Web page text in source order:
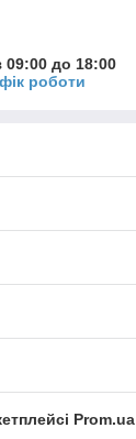
09:00 до 18:00
роботи
Prom.ua